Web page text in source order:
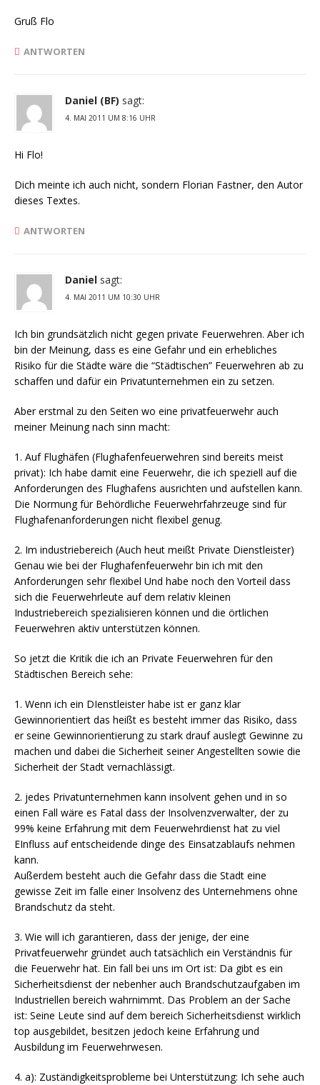
Gruß Flo
ANTWORTEN
Daniel (BF) sagt:
4. MAI 2011 UM 8:16 UHR
Hi Flo!
Dich meinte ich auch nicht, sondern Florian Fastner, den Autor
dieses Textes.
ANTWORTEN
Daniel sagt:
4. MAI 2011 UM 10:30 UHR
Ich bin grundsätzlich nicht gegen private Feuerwehren. Aber ich
bin der Meinung, dass es eine Gefahr und ein erhebliches
Risiko für die Städte wäre die “Städtischen” Feuerwehren ab zu
schaffen und dafür ein Privatunternehmen ein zu setzen.
Aber erstmal zu den Seiten wo eine privatfeuerwehr auch
meiner Meinung nach sinn macht:
1. Auf Flughäfen (Flughafenfeuerwehren sind bereits meist
privat): Ich habe damit eine Feuerwehr, die ich speziell auf die
Anforderungen des Flughafens ausrichten und aufstellen kann.
Die Normung für Behördliche Feuerwehrfahrzeuge sind für
Flughafenanforderungen nicht flexibel genug.
2. Im industriebereich (Auch heut meißt Private Dienstleister)
Genau wie bei der Flughafenfeuerwehr bin ich mit den
Anforderungen sehr flexibel Und habe noch den Vorteil dass
sich die Feuerwehrleute auf dem relativ kleinen
Industriebereich spezialisieren können und die örtlichen
Feuerwehren aktiv unterstützen können.
So jetzt die Kritik die ich an Private Feuerwehren für den
Städtischen Bereich sehe:
1. Wenn ich ein DIenstleister habe ist er ganz klar
Gewinnorientiert das heißt es besteht immer das Risiko, dass
er seine Gewinnorientierung zu stark drauf auslegt Gewinne zu
machen und dabei die Sicherheit seiner Angestellten sowie die
Sicherheit der Stadt vernachlässigt.
2. jedes Privatunternehmen kann insolvent gehen und in so
einen Fall wäre es Fatal dass der Insolvenzverwalter, der zu
99% keine Erfahrung mit dem Feuerwehrdienst hat zu viel
EInfluss auf entscheidende dinge des Einsatzablaufs nehmen
kann.
Außerdem besteht auch die Gefahr dass die Stadt eine
gewisse Zeit im falle einer Insolvenz des Unternehmens ohne
Brandschutz da steht.
3. Wie will ich garantieren, dass der jenige, der eine
Privatfeuerwehr gründet auch tatsächlich ein Verständnis für
die Feuerwehr hat. Ein fall bei uns im Ort ist: Da gibt es ein
Sicherheitsdienst der nebenher auch Brandschutzaufgaben im
Industriellen bereich wahrnimmt. Das Problem an der Sache
ist: Seine Leute sind auf dem bereich Sicherheitsdienst wirklich
top ausgebildet, besitzen jedoch keine Erfahrung und
Ausbildung im Feuerwehrwesen.
4. a): Zuständigkeitsprobleme bei Unterstützung: Ich sehe auch